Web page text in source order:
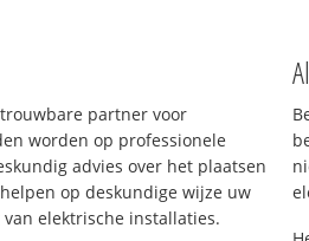
partner voor
worden op professionele
advies over het plaatsen
op deskundige wijze uw
elektrische installaties.